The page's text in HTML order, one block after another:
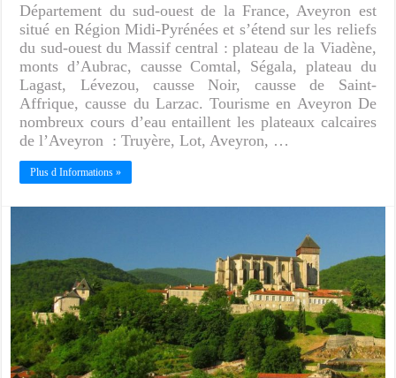
Département du sud-ouest de la France, Aveyron est
situé en Région Midi-Pyrénées et s’étend sur les reliefs
du sud-ouest du Massif central : plateau de la Viadène,
monts d’Aubrac, causse Comtal, Ségala, plateau du
Lagast, Lévezou, causse Noir, causse de Saint-
Affrique, causse du Larzac. Tourisme en Aveyron De
nombreux cours d’eau entaillent les plateaux calcaires
de l’Aveyron : Truyère, Lot, Aveyron, …
Plus d Informations »